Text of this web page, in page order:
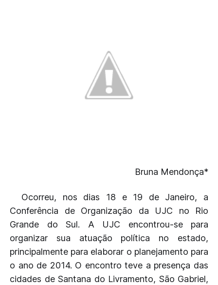
Bruna Mendonça*
Ocorreu, nos dias 18 e 19 de Janeiro, a
Conferência de Organização da UJC no Rio
Grande do Sul. A UJC encontrou-se para
organizar sua atuação política no estado,
principalmente para elaborar o planejamento para
o ano de 2014. O encontro teve a presença das
cidades de Santana do Livramento, São Gabriel,